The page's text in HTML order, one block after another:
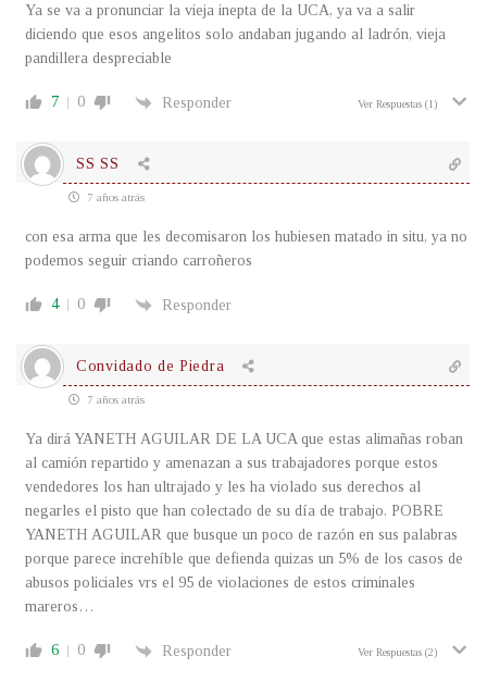
Ya se va a pronunciar la vieja inepta de la UCA, ya va a salir
diciendo que esos angelitos solo andaban jugando al ladrón, vieja
pandillera despreciable
7 0 Responder Ver Respuestas (1)
SS SS
7 años atrás
con esa arma que les decomisaron los hubiesen matado in situ, ya no
podemos seguir criando carroñeros
4 0 Responder
Convidado de Piedra
7 años atrás
Ya dirá YANETH AGUILAR DE LA UCA que estas alimañas roban
al camión repartido y amenazan a sus trabajadores porque estos
vendedores los han ultrajado y les ha violado sus derechos al
negarles el pisto que han colectado de su día de trabajo. POBRE
YANETH AGUILAR que busque un poco de razón en sus palabras
porque parece increhíble que defienda quizas un 5% de los casos de
abusos policiales vrs el 95 de violaciones de estos criminales
mareros…
6 0 Responder Ver Respuestas (2)